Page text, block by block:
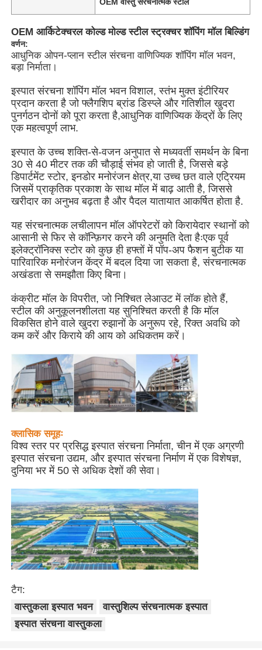
होम
उत्पाद
वीडियो
हमारे बारे में
फैक्टरी यात्रा
गुणवत्ता नियंत्रण
हमसे संपर्क करें
समाचार
एक बोली का अनुरोध
इस्पात संरचना निर्माण
इस्पात संरचना कार्यशाला
इस्पात संरचना भंडार
OEM आर्किटेक्चरल कोल्ड मोल्ड स्टील स्ट्रक्चर शॉपिंग मॉल बिल्डिंग
वर्णन:
आधुनिक ओपन-प्लान स्टील संरचना वाणिज्यिक शॉपिंग मॉल भवन,
बड़ा निर्माता।
इस्पात संरचना शॉपिंग मॉल भवन विशाल, स्तंभ मुक्त इंटीरियर
प्रदान करता है जो फ्लैगशिप ब्रांड डिस्प्ले और गतिशील खुदरा
पुनर्गठन दोनों को पूरा करता है,आधुनिक वाणिज्यिक केंद्रों के लिए
एक महत्वपूर्ण लाभ.
इस्पात के उच्च शक्ति-से-वजन अनुपात से मध्यवर्ती समर्थन के बिना
30 से 40 मीटर तक की चौड़ाई संभव हो जाती है, जिससे बड़े
डिपार्टमेंट स्टोर, इनडोर मनोरंजन क्षेत्र,या उच्च छत वाले एट्रियम
जिसमें प्राकृतिक प्रकाश के साथ मॉल में बाढ़ आती है, जिससे
खरीदार का अनुभव बढ़ता है और पैदल यातायात आकर्षित होता है.
यह संरचनात्मक लचीलापन मॉल ऑपरेटरों को किरायेदार स्थानों को
आसानी से फिर से कॉन्फ़िगर करने की अनुमति देता हैःएक पूर्व
इलेक्ट्रॉनिक्स स्टोर को कुछ ही हफ्तों में पॉप-अप फैशन बुटीक या
पारिवारिक मनोरंजन केंद्र में बदल दिया जा सकता है, संरचनात्मक
अखंडता से समझौता किए बिना।
कंक्रीट मॉल के विपरीत, जो निश्चित लेआउट में लॉक होते हैं,
स्टील की अनुकूलनशीलता यह सुनिश्चित करती है कि मॉल
विकसित होने वाले खुदरा रुझानों के अनुरूप रहे, रिक्त अवधि को
कम करें और किराये की आय को अधिकतम करें।
क्लासिक समूहः
विश्व स्तर पर प्रसिद्ध इस्पात संरचना निर्माता, चीन में एक अग्रणी
इस्पात संरचना उद्यम, और इस्पात संरचना निर्माण में एक विशेषज्ञ,
दुनिया भर में 50 से अधिक देशों की सेवा।
टैग:
वास्तुकला इस्पात भवन
वास्तुशिल्प संरचनात्मक इस्पात
इस्पात संरचना वास्तुकला